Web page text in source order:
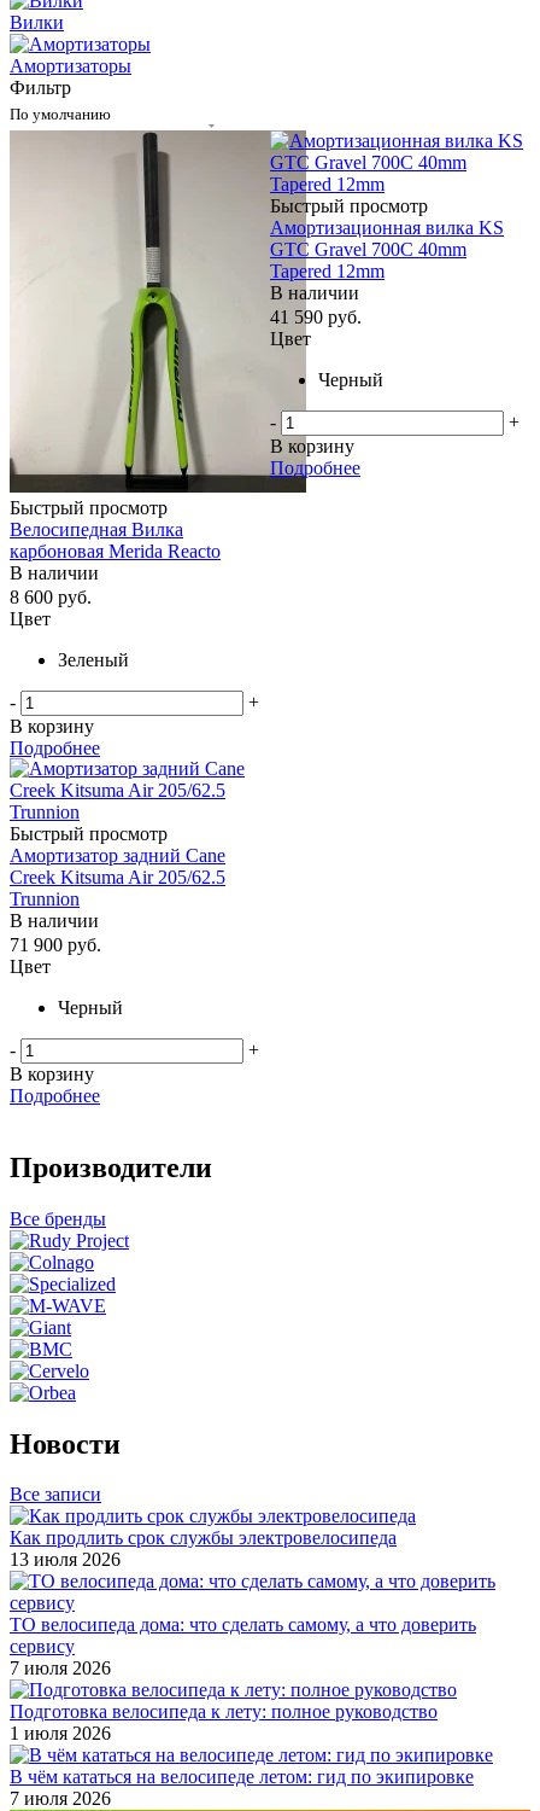
Вилки
Амортизаторы
Фильтр
По умолчанию
Быстрый просмотр
Велосипедная Вилка
карбоновая Merida Reacto
В наличии
8 600 руб.
Цвет
Зеленый
-
+
В корзину
Подробнее
Быстрый просмотр
Амортизационная вилка KS
GTC Gravel 700C 40mm
Tapered 12mm
В наличии
41 590 руб.
Цвет
Черный
-
+
В корзину
Подробнее
Быстрый просмотр
Амортизатор задний Cane
Creek Kitsuma Air 205/62.5
Trunnion
В наличии
71 900 руб.
Цвет
Черный
-
+
В корзину
Подробнее
Производители
Все бренды
Новости
Все записи
Как продлить срок службы электровелосипеда
13 июля 2026
ТО велосипеда дома: что сделать самому, а что доверить
сервису
7 июля 2026
Подготовка велосипеда к лету: полное руководство
1 июля 2026
В чём кататься на велосипеде летом: гид по экипировке
7 июля 2026